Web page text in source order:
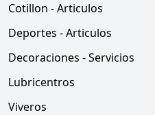
Cotillon - Articulos
Deportes - Articulos
Decoraciones - Servicios
Lubricentros
Viveros